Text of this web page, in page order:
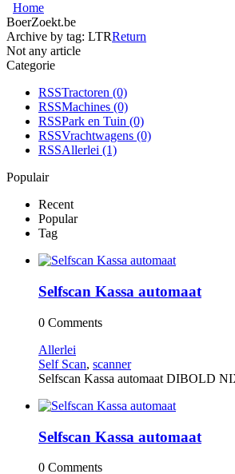
Home
BoerZoekt.be
Archive by tag: LTRReturn
Not any article
Categorie
RSSTractoren (0)
RSSMachines (0)
RSSPark en Tuin (0)
RSSVrachtwagens (0)
RSSAllerlei (1)
Populair
Recent
Popular
Tag
Selfscan Kassa automaat
0 Comments
Allerlei
Self Scan, scanner
Selfscan Kassa automaat DIBOLD
Selfscan Kassa automaat
0 Comments